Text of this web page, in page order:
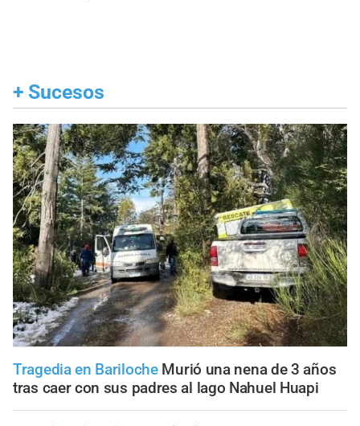
+ Sucesos
Tragedia en Bariloche Murió una nena de 3 años
tras caer con sus padres al lago Nahuel Huapi